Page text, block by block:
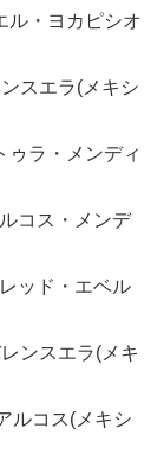
・ヨカピシオ
スエラ(メキシ
ラ・メンディ
コス・メンデ
ッド・エベル
ンスエラ(メキ
コス(メキシ